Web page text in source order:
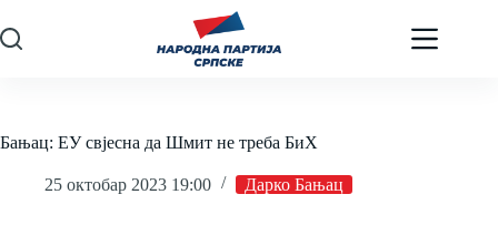
to
content
Бањац: ЕУ свјесна да Шмит не треба БиХ
25 октобар 2023 19:00 Дарко Бањац